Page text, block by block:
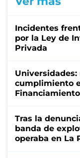
Incidentes
por la Ley de
Privada
cumplimiento
Financiamiento
Tras la
banda de
operaba en La